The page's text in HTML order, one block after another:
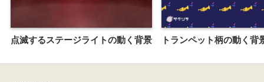
点滅するステージライトの動く背景 トランペット柄の動く背